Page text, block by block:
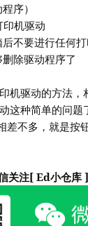
序）
不要进行任何
除驱动程序了
机驱动的方法，
这种简单的问题
差不多，就是按
关注[ Ed小仓库